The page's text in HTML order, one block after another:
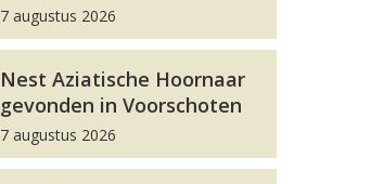
7 augustus 2026
Nest Aziatische Hoornaar
gevonden in Voorschoten
7 augustus 2026